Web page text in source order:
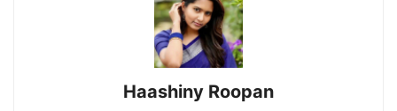
Haashiny Roopan